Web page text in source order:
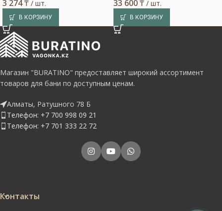
3 274₸ / шт.
В КОРЗИНУ
33 600₸ / шт.
В КОРЗИНУ
Магазин "BURATINO" предоставляет широкий ассортимент
товаров для бани по доступным ценам.
Алматы, Ратушного 78 Б
Телефон: +7 700 998 09 21
Телефон: +7 701 333 22 72
Контакты